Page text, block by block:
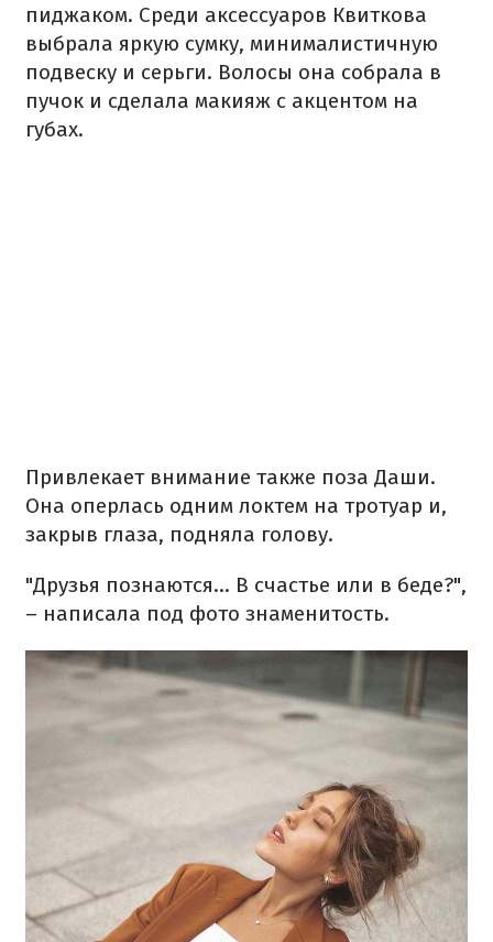
пиджаком. Среди аксессуаров Квиткова
выбрала яркую сумку, минималистичную
подвеску и серьги. Волосы она собрала в
пучок и сделала макияж с акцентом на
губах.
Привлекает внимание также поза Даши.
Она оперлась одним локтем на тротуар и,
закрыв глаза, подняла голову.
"Друзья познаются... В счастье или в беде?",
– написала под фото знаменитость.